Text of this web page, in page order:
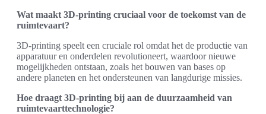
Wat maakt 3D-printing cruciaal voor de toekomst van de
ruimtevaart?
3D-printing speelt een cruciale rol omdat het de productie van
apparatuur en onderdelen revolutioneert, waardoor nieuwe
mogelijkheden ontstaan, zoals het bouwen van bases op
andere planeten en het ondersteunen van langdurige missies.
Hoe draagt 3D-printing bij aan de duurzaamheid van
ruimtevaarttechnologie?